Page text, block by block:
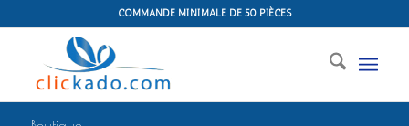
COMMANDE MINIMALE DE 50 PIÈCES